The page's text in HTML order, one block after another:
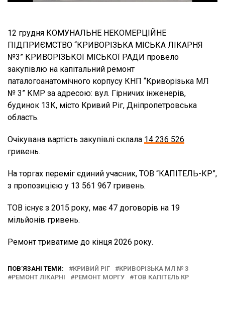
12 грудня КОМУНАЛЬНЕ НЕКОМЕРЦІЙНЕ
ПІДПРИЄМСТВО “КРИВОРІЗЬКА МІСЬКА ЛІКАРНЯ
№3” КРИВОРІЗЬКОЇ МІСЬКОЇ РАДИ провело
закупівлю на капітальний ремонт
паталогоанатомічного корпусу КНП “Криворізька МЛ
№ 3” КМР за адресою: вул. Гірничих інженерів,
будинок 13К, місто Кривий Ріг, Дніпропетровська
область.
Очікувана вартість закупівлі склала 14 236 526
гривень.
На торгах переміг єдиний учасник, ТОВ “КАПІТЕЛЬ-КР”,
з пропозицією у 13 561 967 гривень.
ТОВ існує з 2015 року, має 47 договорів на 19
мільйонів гривень.
Ремонт триватиме до кінця 2026 року.
ПОВ’ЯЗАНІ ТЕМИ: КРИВИЙ РІГ
КРИВОРІЗЬКА МЛ № 3
РЕМОНТ ЛІКАРНІ
РЕМОНТ МОРГУ ТОВ КАПІТЕЛЬ КР